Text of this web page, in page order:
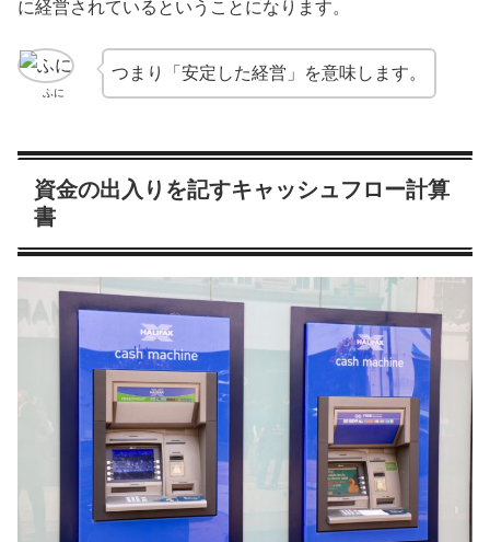
に経営されているということになります。
ふに
つまり「安定した経営」を意味します。
資金の出入りを記すキャッシュフロー計算
書